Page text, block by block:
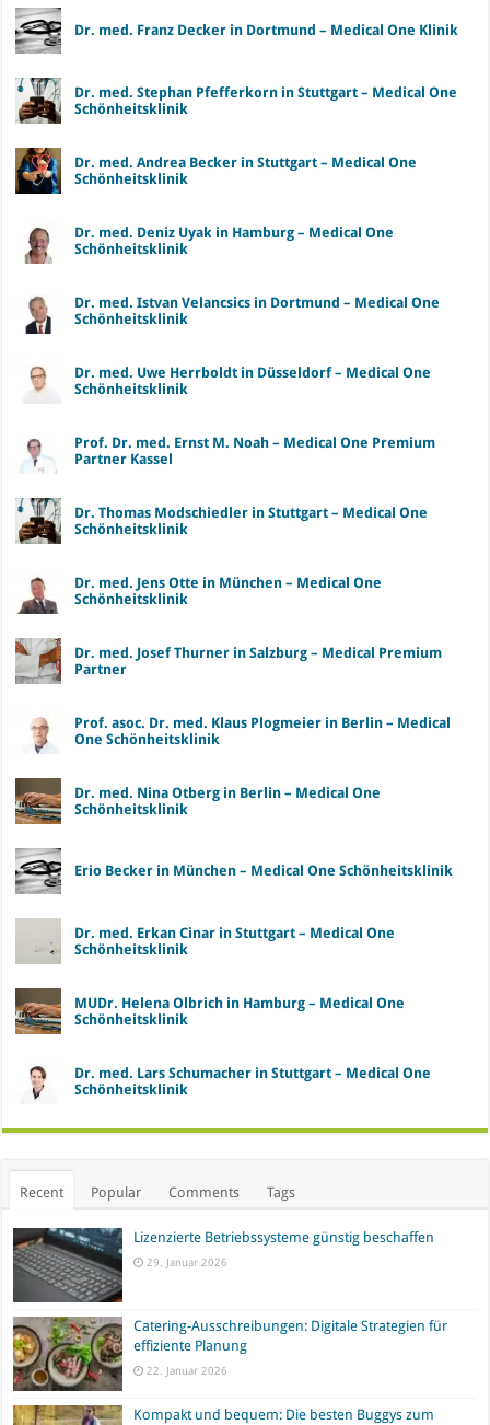
Dr. med. Franz Decker in Dortmund – Medical One Klinik
Dr. med. Stephan Pfefferkorn in Stuttgart – Medical One
Schönheitsklinik
Dr. med. Andrea Becker in Stuttgart – Medical One
Schönheitsklinik
Dr. med. Deniz Uyak in Hamburg – Medical One
Schönheitsklinik
Dr. med. Istvan Velancsics in Dortmund – Medical One
Schönheitsklinik
Dr. med. Uwe Herrboldt in Düsseldorf – Medical One
Schönheitsklinik
Prof. Dr. med. Ernst M. Noah – Medical One Premium
Partner Kassel
Dr. Thomas Modschiedler in Stuttgart – Medical One
Schönheitsklinik
Dr. med. Jens Otte in München – Medical One
Schönheitsklinik
Dr. med. Josef Thurner in Salzburg – Medical Premium
Partner
Prof. asoc. Dr. med. Klaus Plogmeier in Berlin – Medical
One Schönheitsklinik
Dr. med. Nina Otberg in Berlin – Medical One
Schönheitsklinik
Erio Becker in München – Medical One Schönheitsklinik
Dr. med. Erkan Cinar in Stuttgart – Medical One
Schönheitsklinik
MUDr. Helena Olbrich in Hamburg – Medical One
Schönheitsklinik
Dr. med. Lars Schumacher in Stuttgart – Medical One
Schönheitsklinik
Recent Popular Comments Tags
Lizenzierte Betriebssysteme günstig beschaffen
29. Januar 2026
Catering-Ausschreibungen: Digitale Strategien für
effiziente Planung
22. Januar 2026
Kompakt und bequem: Die besten Buggys zum